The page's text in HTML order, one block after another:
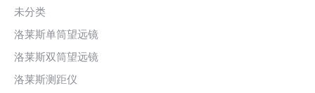
未分类
洛莱斯单筒望远镜
洛莱斯双筒望远镜
洛莱斯测距仪